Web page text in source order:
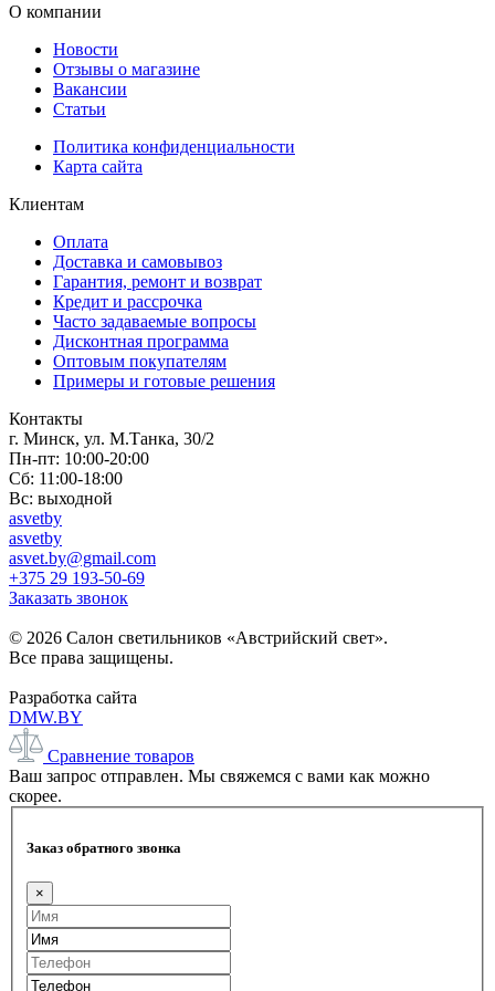
О компании
Новости
Отзывы о магазине
Вакансии
Статьи
Политика конфиденциальности
Карта сайта
Клиентам
Оплата
Доставка и самовывоз
Гарантия, ремонт и возврат
Кредит и рассрочка
Часто задаваемые вопросы
Дисконтная программа
Оптовым покупателям
Примеры и готовые решения
Контакты
г. Минск, ул. М.Танка, 30/2
Пн-пт: 10:00-20:00
Сб: 11:00-18:00
Вс: выходной
asvetby
asvetby
asvet.by@gmail.com
+375 29 193-50-69
Заказать звонок
© 2026 Салон светильников «Австрийский свет».
Все права защищены.
Разработка сайта
DMW.BY
Сравнение товаров
Ваш запрос отправлен. Мы свяжемся с вами как можно
скорее.
Заказ обратного звонка
×